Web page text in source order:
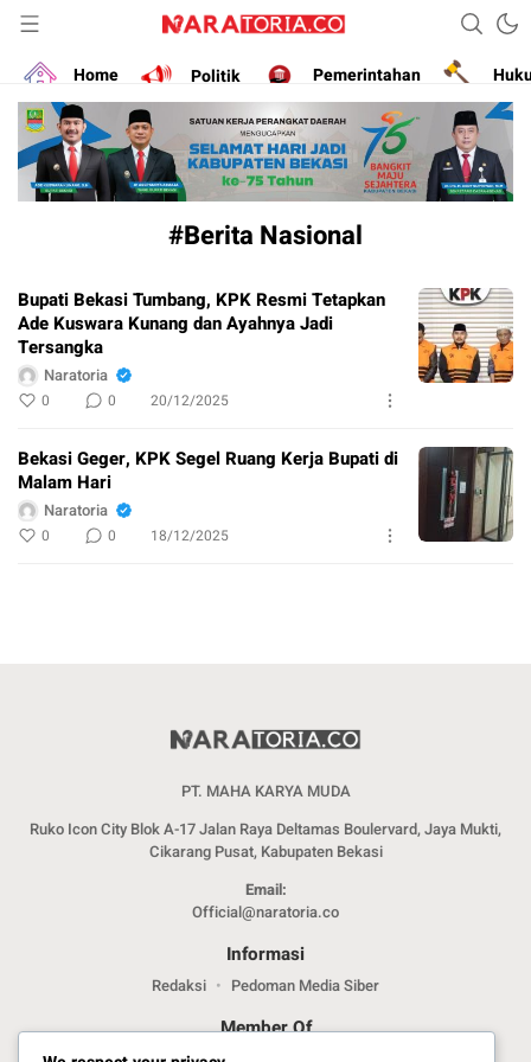
naratoria.co
Narasikan Fakta dan Data
Home
Politik Pemerintahan
#Berita Nasional
Bupati Bekasi Tumbang, KPK Resmi Tetapkan
Ade Kuswara Kunang dan Ayahnya Jadi
Tersangka
Naratoria
0 0 20/12/2025
Bekasi Geger, KPK Segel Ruang Kerja Bupati di
Malam Hari
Naratoria
0 0 18/12/2025
PT. MAHA KARYA MUDA
Ruko Icon City Blok A-17 Jalan Raya Deltamas Boulervard, Jaya Mukti,
Cikarang Pusat, Kabupaten Bekasi
Email:
Official@naratoria.co
Informasi
Redaksi Pedoman Media Siber
Member Of